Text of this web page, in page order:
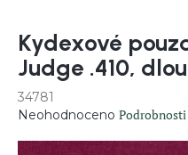
Kydexové
Judge .410,
34781
Průměrné
Neohodnoceno